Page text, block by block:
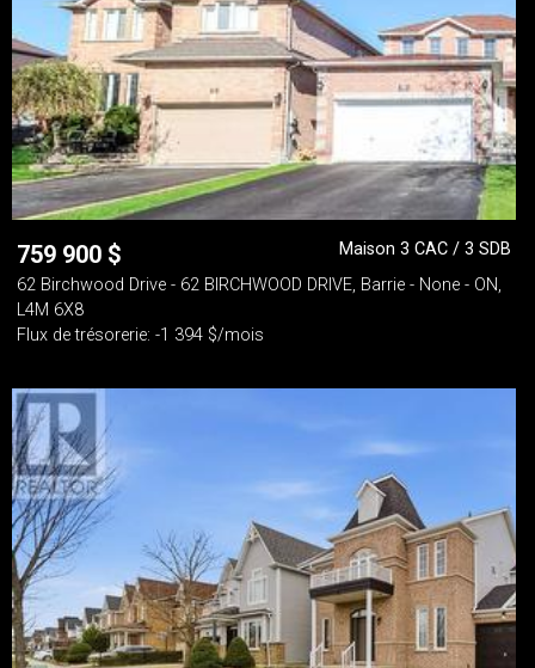
759 900 $
Maison 3 CAC / 3 SDB
62 Birchwood Drive - 62 BIRCHWOOD DRIVE, Barrie - None - ON,
L4M 6X8
Flux de trésorerie: -1 394 $/mois